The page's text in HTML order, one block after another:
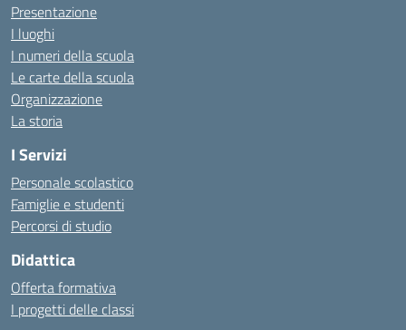
Presentazione
I luoghi
I numeri della scuola
Le carte della scuola
Organizzazione
La storia
I Servizi
Personale scolastico
Famiglie e studenti
Percorsi di studio
Didattica
Offerta formativa
I progetti delle classi